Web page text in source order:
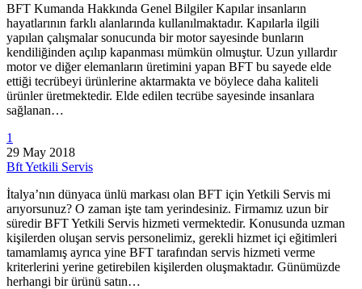
BFT Kumanda Hakkında Genel Bilgiler Kapılar insanların
hayatlarının farklı alanlarında kullanılmaktadır. Kapılarla ilgili
yapılan çalışmalar sonucunda bir motor sayesinde bunların
kendiliğinden açılıp kapanması mümkün olmuştur. Uzun yıllardır
motor ve diğer elemanların üretimini yapan BFT bu sayede elde
ettiği tecrübeyi ürünlerine aktarmakta ve böylece daha kaliteli
ürünler üretmektedir. Elde edilen tecrübe sayesinde insanlara
sağlanan…
1
29 May 2018
Bft Yetkili Servis
İtalya’nın dünyaca ünlü markası olan BFT için Yetkili Servis mi
arıyorsunuz? O zaman işte tam yerindesiniz. Firmamız uzun bir
süredir BFT Yetkili Servis hizmeti vermektedir. Konusunda uzman
kişilerden oluşan servis personelimiz, gerekli hizmet içi eğitimleri
tamamlamış ayrıca yine BFT tarafından servis hizmeti verme
kriterlerini yerine getirebilen kişilerden oluşmaktadır. Günümüzde
herhangi bir ürünü satın…